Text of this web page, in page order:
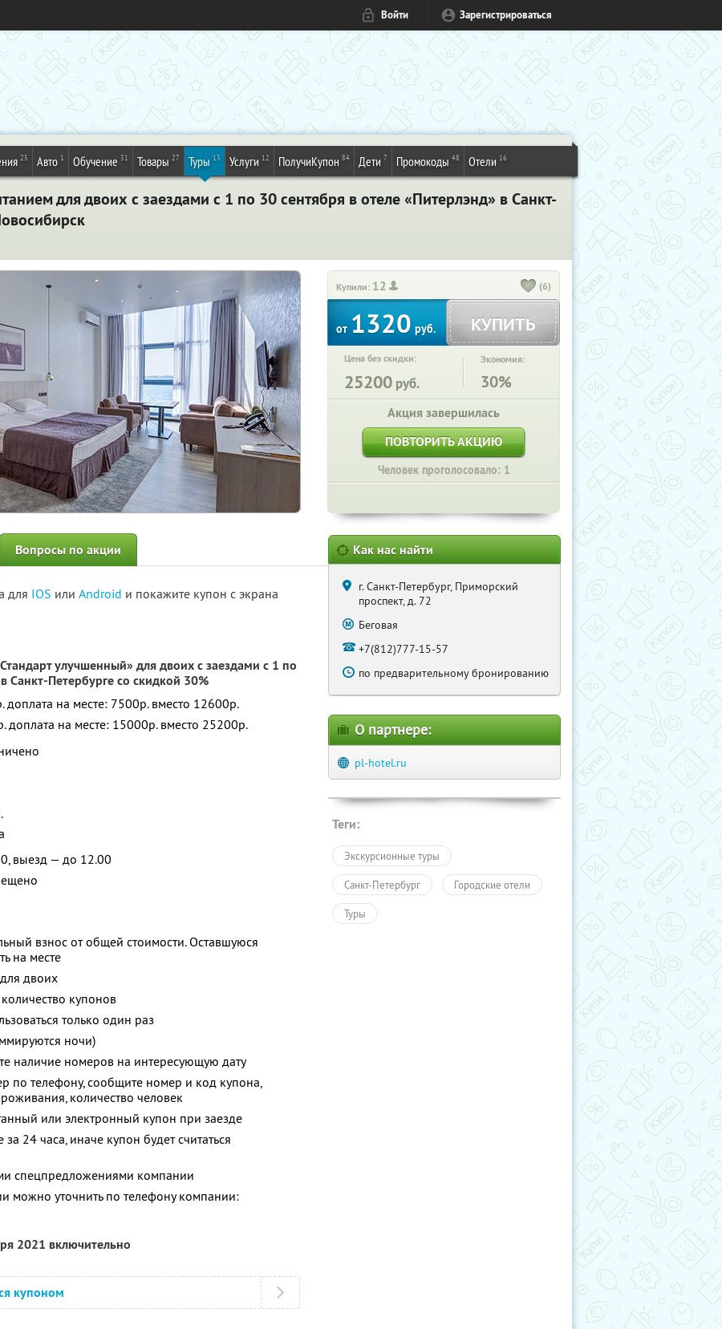
Войти Зарегистрироваться
25 Авто 1 Обучение 31 Товары 27 Туры 13 Услуги 12 ПолучиКупон 84 Дети 7 Промокоды 48 Отели 16
для двоих с заездами с 1 по 30 сентября в отеле «Питерлэнд» в Санкт-
Купили: 12 (6)
от 1320 руб. КУПИТЬ
Цена без скидки:
25200 руб.
Экономия:
30%
Акция завершилась
ПОВТОРИТЬ АКЦИЮ
Человек проголосовало: 1
Вопросы по акции
для IOS или Android и покажите купон с экрана
улучшенный» для двоих с заездами с 1 по
в Санкт-Петербурге со скидкой 30%
на месте: 7500р. вместо 12600р.
на месте: 15000р. вместо 25200р.
выезд — до 12.00
взнос от общей стоимости. Оставшуюся
на месте
двоих
купонов
только один раз
ночи)
наличие номеров на интересующую дату
по телефону, сообщите номер и код купона,
количество человек
или электронный купон при заезде
24 часа, иначе купон будет считаться
спецпредложениями компании
можно уточнить по телефону компании:
2021 включительно
купоном
Как нас найти
г. Санкт-Петербург, Приморский
проспект, д. 72
Беговая
+7(812)777-15-57
по предварительному бронированию
О партнере:
pl-hotel.ru
Теги:
Экскурсионные туры
Санкт-Петербург Городские отели
Туры